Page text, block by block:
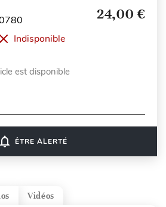
24,00 €
Indisponible
est disponible
notifications_none ÊTRE ALERTÉ
Vidéos